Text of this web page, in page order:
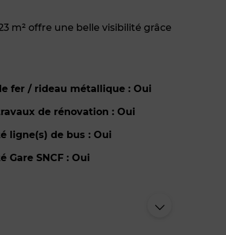
m² offre une belle visibilité grâce
fer / rideau métallique : Oui
de rénovation : Oui
ligne(s) de bus : Oui
Gare SNCF : Oui